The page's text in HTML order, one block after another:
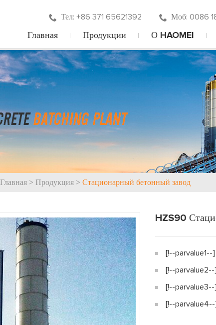
Моб: 0086
Тел: +86 371 65621392
Главная Продукции О HAOMEI
Главная > Продукция > Стационарный бетонный завод
HZS90
[!--parvalue1--]
[!--parvalue2--]
[!--parvalue3--]
[!--parvalue4--]